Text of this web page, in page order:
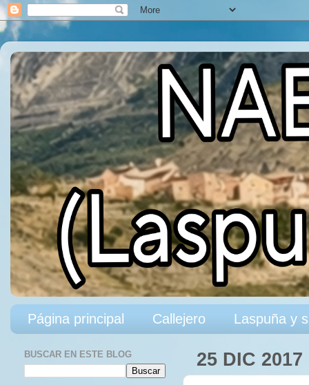
Página principal Callejero Laspuña y
25 DIC 2017
BUSCAR EN ESTE BLOG